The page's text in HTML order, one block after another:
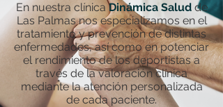
En nuestra clínicaDinámica Saludde
Las Palmas nos especializamos en el
tratamiento y prevención de distintas
enfermedades, así como en potenciar
el rendimiento de los deportistas a
través de la valoración clínica
mediante la atención personalizada
de cada paciente.